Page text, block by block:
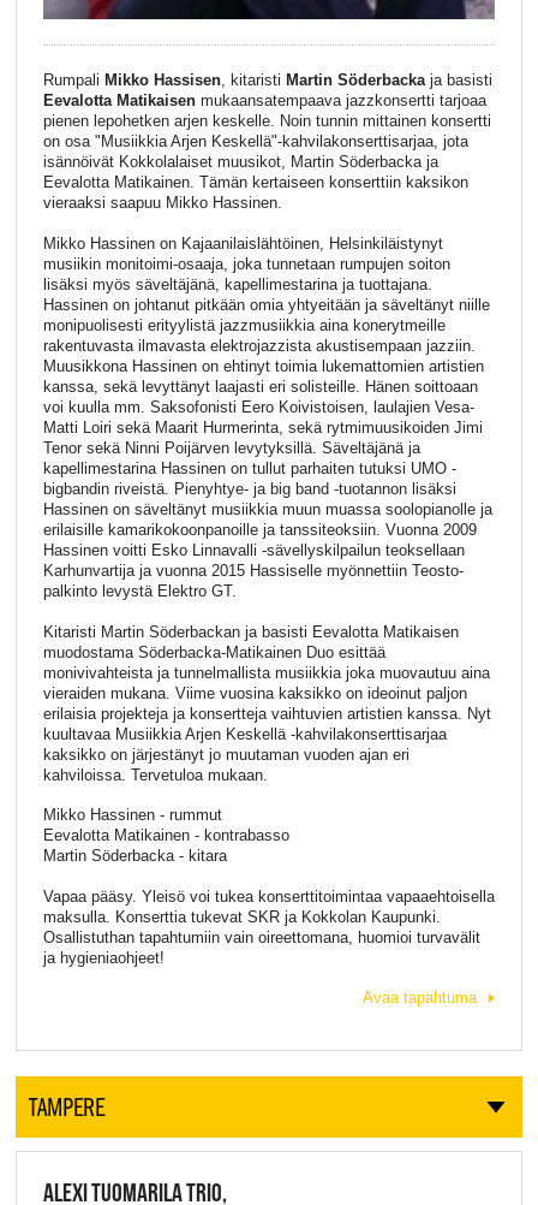
Rumpali Mikko Hassisen, kitaristi Martin Söderbackaja basisti
Eevalotta Matikaisenmukaansatempaava jazzkonsertti tarjoaa
pienen lepohetken arjen keskelle. Noin tunnin mittainen konsertti
on osa "Musiikkia Arjen Keskellä"-kahvilakonserttisarjaa, jota
isännöivät Kokkolalaiset muusikot, Martin Söderbacka ja
Eevalotta Matikainen. Tämän kertaiseen konserttiin kaksikon
vieraaksi saapuu Mikko Hassinen.
Mikko Hassinen on Kajaanilaislähtöinen, Helsinkiläistynyt
musiikin monitoimi-osaaja, joka tunnetaan rumpujen soiton
lisäksi myös säveltäjänä, kapellimestarina ja tuottajana.
Hassinen on johtanut pitkään omia yhtyeitään ja säveltänyt niille
monipuolisesti erityylistä jazzmusiikkia aina konerytmeille
rakentuvasta ilmavasta elektrojazzista akustisempaan jazziin.
Muusikkona Hassinen on ehtinyt toimia lukemattomien artistien
kanssa, sekä levyttänyt laajasti eri solisteille. Hänen soittoaan
voi kuulla mm. Saksofonisti Eero Koivistoisen, laulajien Vesa-
Matti Loiri sekä Maarit Hurmerinta, sekä rytmimuusikoiden Jimi
Tenor sekä Ninni Poijärven levytyksillä. Säveltäjänä ja
kapellimestarina Hassinen on tullut parhaiten tutuksi UMO -
bigbandin riveistä. Pienyhtye- ja big band -tuotannon lisäksi
Hassinen on säveltänyt musiikkia muun muassa soolopianolle ja
erilaisille kamarikokoonpanoille ja tanssiteoksiin. Vuonna 2009
Hassinen voitti Esko Linnavalli -sävellyskilpailun teoksellaan
Karhunvartija ja vuonna 2015 Hassiselle myönnettiin Teosto-
palkinto levystä Elektro GT.
Kitaristi Martin Söderbackan ja basisti Eevalotta Matikaisen
muodostama Söderbacka-Matikainen Duo esittää
monivivahteista ja tunnelmallista musiikkia joka muovautuu aina
vieraiden mukana. Viime vuosina kaksikko on ideoinut paljon
erilaisia projekteja ja konsertteja vaihtuvien artistien kanssa. Nyt
kuultavaa Musiikkia Arjen Keskellä -kahvilakonserttisarjaa
kaksikko on järjestänyt jo muutaman vuoden ajan eri
kahviloissa. Tervetuloa mukaan.
Mikko Hassinen - rummut
Eevalotta Matikainen - kontrabasso
Martin Söderbacka - kitara
Vapaa pääsy. Yleisö voi tukea konserttitoimintaa vapaaehtoisella
maksulla. Konserttia tukevat SKR ja Kokkolan Kaupunki.
Osallistuthan tapahtumiin vain oireettomana, huomioi turvavälit
ja hygieniaohjeet!
Avaa tapahtuma
TAMPERE
ALEXI TUOMARILA TRIO,